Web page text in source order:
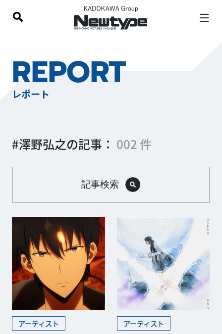
REPORT
レポート
#澤野弘之の記事： 002 件
記事検索
アーティスト アーティスト